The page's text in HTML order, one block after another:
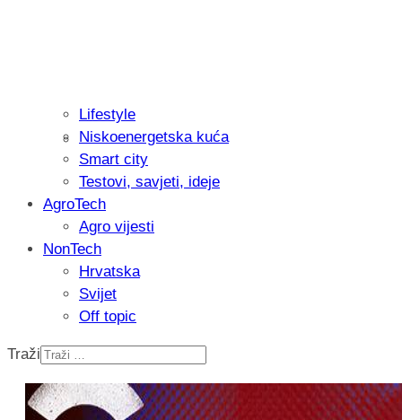
Isprobali smo: Thermostar
Recenzija: Einhell Professional CP-
nikada prije
Lifestyle
Niskoenergetska kuća
Smart city
Testovi, savjeti, ideje
AgroTech
Agro vijesti
NonTech
Hrvatska
Svijet
Off topic
Traži